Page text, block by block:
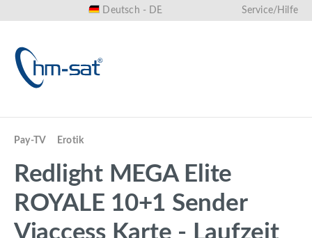
Deutsch - DE Service/Hilfe
Pay-TV Erotik
Redlight MEGA Elite
ROYALE 10+1 Sender
Viaccess Karte - Laufzeit